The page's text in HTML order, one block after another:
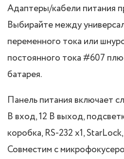
Адаптеры/кабели питания
Выбирайте между
переменного тока или
постоянного тока #607
батарея.
Панель питания включает
В вход, 12 В выход,
коробка, RS-232 x1,
Совместим с